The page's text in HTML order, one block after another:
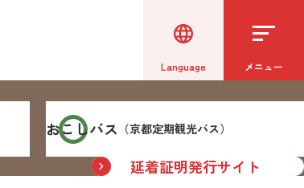
Language メニュー
おこしバス （京都定期観光バス）
延着証明発行サイト